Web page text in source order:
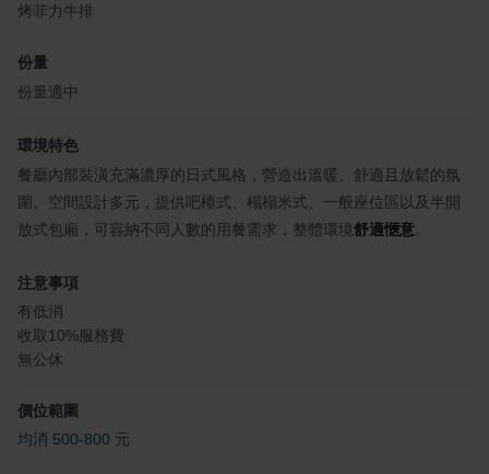
烤菲力牛排
份量
份量適中
環境特色
餐廳內部裝潢充滿濃厚的日式風格，營造出溫暖、舒適且放鬆的氛
圍。空間設計多元，提供吧檯式、榻榻米式、一般座位區以及半開
放式包廂，可容納不同人數的用餐需求，整體環境舒適愜意
注意事項
有低消
收取10%服務費
無公休
價位範圍
均消 500-800 元